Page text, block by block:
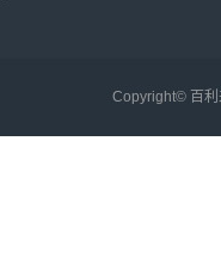
Copyright© 百